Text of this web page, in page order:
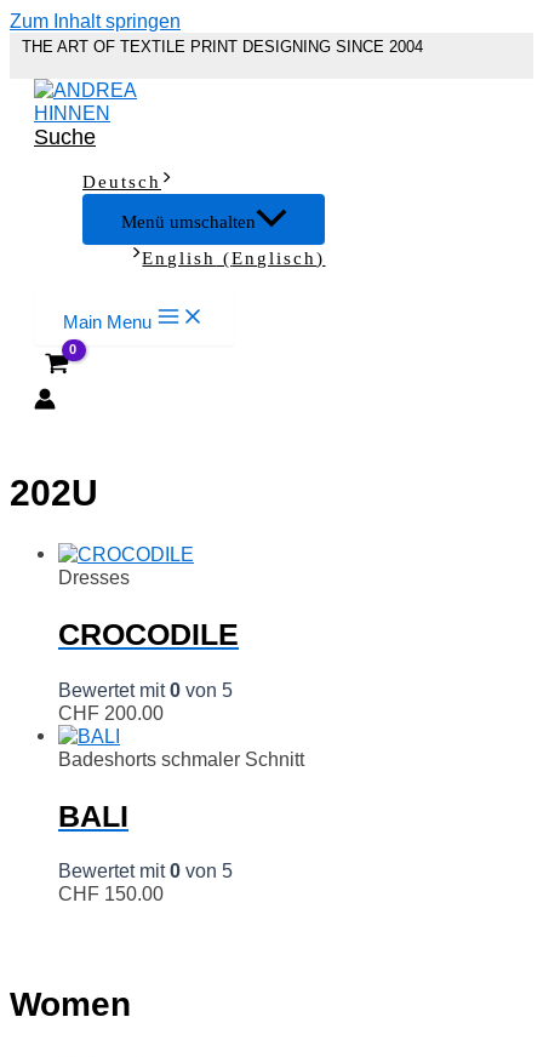
Zum Inhalt springen
THE ART OF TEXTILE PRINT DESIGNING SINCE 2004
Suche
Deutsch
Menü umschalten
English (Englisch)
Main Menu
Women
202U
Dresses
CROCODILE
Bewertet mit0 von 5
CHF 200.00
Badeshorts schmaler Schnitt
BALI
Bewertet mit0 von 5
CHF 150.00